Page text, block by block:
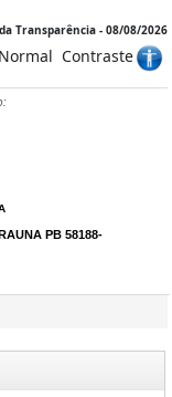
Transparência - 08/08/2026
Normal Contraste
PB 58188-